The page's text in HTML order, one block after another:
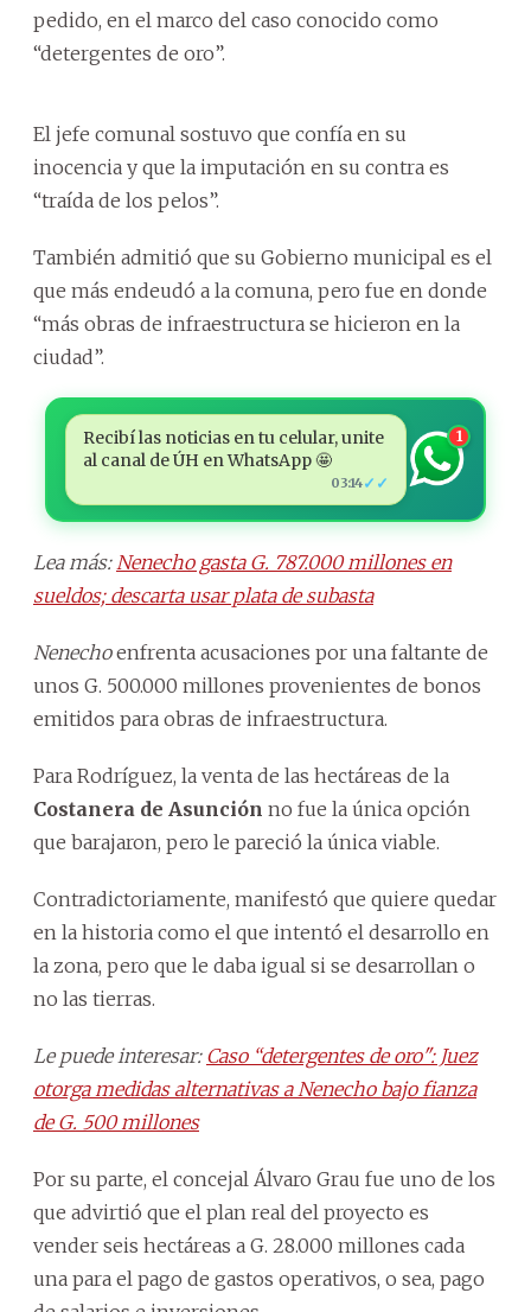
pedido, en el marco del caso conocido como
“detergentes de oro”.
El jefe comunal sostuvo que confía en su
inocencia y que la imputación en su contra es
“traída de los pelos”.
También admitió que su Gobierno municipal es el
que más endeudó a la comuna, pero fue en donde
“más obras de infraestructura se hicieron en la
ciudad”.
Recibí las noticias en tu celular, unite
al canal de ÚH en WhatsApp 🤩
03:14✓✓
1
Lea más: Nenecho gasta G. 787.000 millones en
sueldos; descarta usar plata de subasta
Nenechoenfrenta acusaciones por una faltante de
unos G. 500.000 millones provenientes de bonos
emitidos para obras de infraestructura.
Para Rodríguez, la venta de las hectáreas de la
Costanera de Asunción no fue la única opción
que barajaron, pero le pareció la única viable.
Contradictoriamente, manifestó que quiere quedar
en la historia como el que intentó el desarrollo en
la zona, pero que le daba igual si se desarrollan o
no las tierras.
Le puede interesar: Caso “detergentes de oro": Juez
otorga medidas alternativas a Nenecho bajo fianza
de G. 500 millones
Por su parte, el concejal Álvaro Grau fue uno de los
que advirtió que el plan real del proyecto es
vender seis hectáreas a G. 28.000 millones cada
una para el pago de gastos operativos, o sea, pago